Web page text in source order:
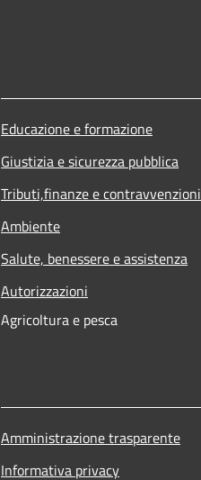
Educazione e formazione
Giustizia e sicurezza pubblica
Tributi,finanze e contravvenzioni
Ambiente
Salute, benessere e assistenza
Autorizzazioni
Agricoltura e pesca
Amministrazione trasparente
Informativa privacy